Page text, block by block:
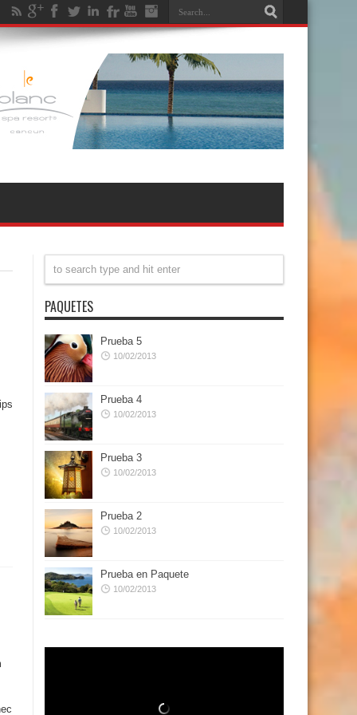
PAQUETES
Prueba 5
10/02/2013
Prueba 4
10/02/2013
Prueba 3
10/02/2013
Prueba 2
10/02/2013
Prueba en Paquete
10/02/2013